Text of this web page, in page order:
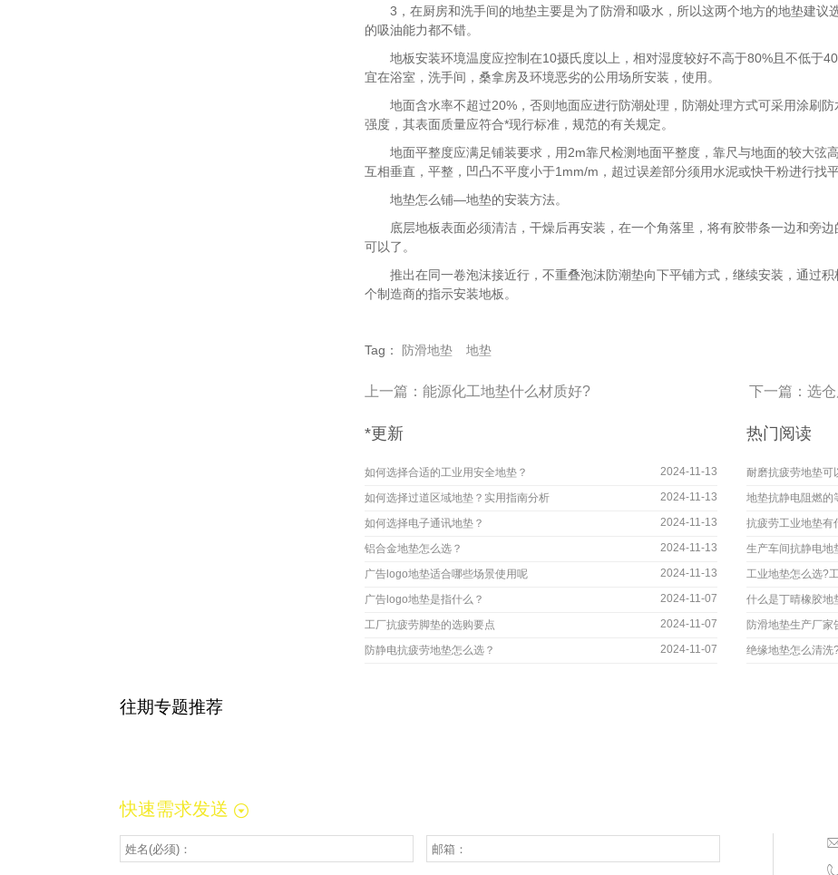
3，在厨房和洗手间的地垫主要是为了防滑和吸水，所以这两个地方的地垫建议
的吸油能力都不错。
地板安装环境温度应控制在10摄氏度以上，相对湿度较好不高于80%且不低于
宜在浴室，洗手间，桑拿房及环境恶劣的公用场所安装，使用。
地面含水率不超过20%，否则地面应进行防潮处理，防潮处理方式可采用涂刷防
强度，其表面质量应符合*现行标准，规范的有关规定。
地面平整度应满足铺装要求，用2m靠尺检测地面平整度，靠尺与地面的较大弦
互相垂直，平整，凹凸不平度小于1mm/m，超过误差部分须用水泥或快干粉进行找平
地垫怎么铺—地垫的安装方法。
底层地板表面必须清洁，干燥后再安装，在一个角落里，将有胶带条一边和旁边
可以了。
推出在同一卷泡沫接近行，不重叠泡沫防潮垫向下平铺方式，继续安装，通过积
个制造商的指示安装地板。
Tag： 防滑地垫 地垫
上一篇： 能源化工地垫什么材质好? 下一篇： 选
*更新
如何选择合适的工业用安全地垫？ 2024-11-13
如何选择过道区域地垫？实用指南分析 2024-11-13
如何选择电子通讯地垫？ 2024-11-13
铝合金地垫怎么选？ 2024-11-13
广告logo地垫适合哪些场景使用呢 2024-11-13
广告logo地垫是指什么？ 2024-11-07
工厂抗疲劳脚垫的选购要点 2024-11-07
防静电抗疲劳地垫怎么选？ 2024-11-07
热门阅读
耐磨抗疲劳地垫可
地垫抗静电阻燃的
抗疲劳工业地垫有
生产车间抗静电地
工业地垫怎么选?
什么是丁晴橡胶地
防滑地垫生产厂
绝缘地垫怎么清洗
往期专题推荐
快速需求发送